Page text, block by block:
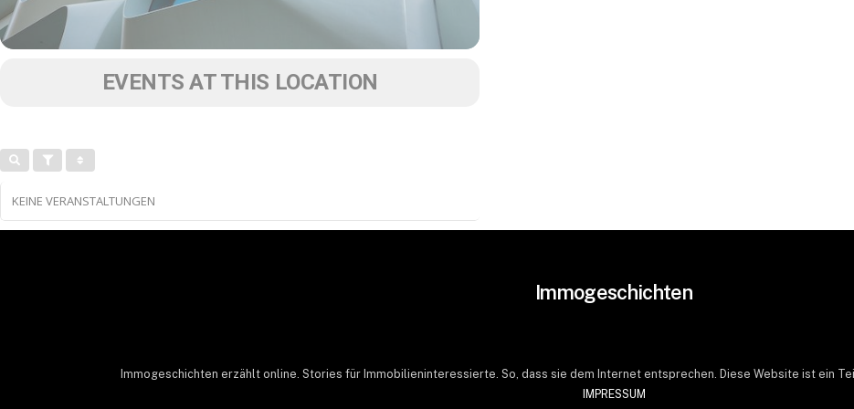
EVENTS AT THIS LOCATION
KEINE VERANSTALTUNGEN
Immogeschichten
Immogeschichten erzählt online. Stories für Immobilieninteressierte. So, dass sie dem Internet entsprechen. Diese Website ist ein
IMPRESSUM